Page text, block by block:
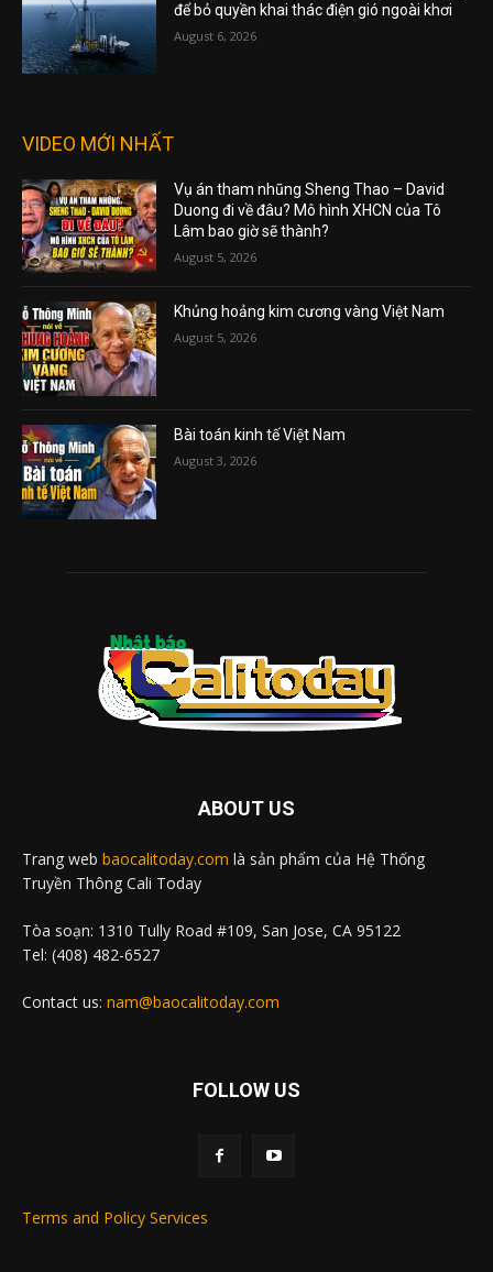
để bỏ quyền khai thác điện gió ngoài khơi
August 6, 2026
VIDEO MỚI NHẤT
Vụ án tham nhũng Sheng Thao – David
Duong đi về đâu? Mô hình XHCN của Tô
Lâm bao giờ sẽ thành?
August 5, 2026
Khủng hoảng kim cương vàng Việt Nam
August 5, 2026
Bài toán kinh tế Việt Nam
August 3, 2026
ABOUT US
Trang web baocalitoday.com là sản phẩm của Hệ Thống
Truyền Thông Cali Today
Tòa soạn: 1310 Tully Road #109, San Jose, CA 95122
Tel: (408) 482-6527
Contact us: nam@baocalitoday.com
FOLLOW US
Terms and Policy Services